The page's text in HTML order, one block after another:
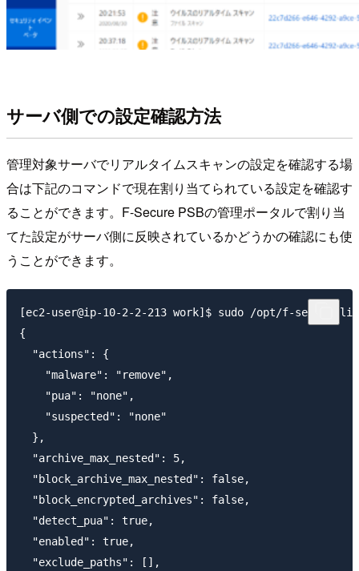
サーバ側での設定確認方法
管理対象サーバでリアルタイムスキャンの設定を確認する場
合は下記のコマンドで現在割り当てられている設定を確認す
ることができます。F-Secure PSBの管理ポータルで割り当
てた設定がサーバ側に反映されているかどうかの確認にも使
うことができます。
[ec2-user@ip-10-2-2-213 work]$ sudo /opt/f-
{
  "actions": {
    "malware": "remove",
    "pua": "none",
    "suspected": "none"
  },
  "archive_max_nested": 5,
  "block_archive_max_nested": false,
  "block_encrypted_archives": false,
  "detect_pua": true,
  "enabled": true,
  "exclude_paths": [],